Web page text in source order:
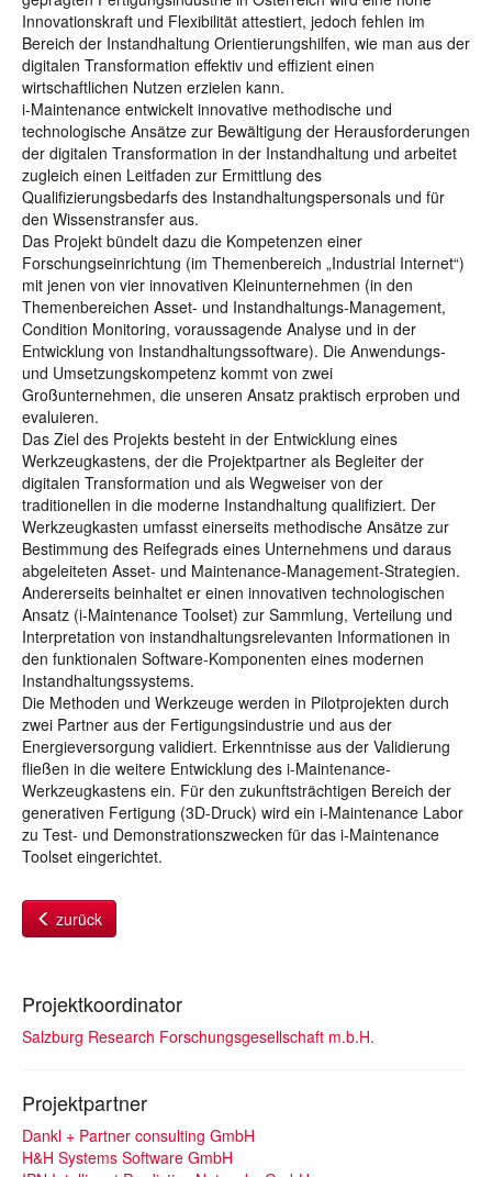
Innovationskraft und Flexibilität attestiert, jedoch fehlen im
Bereich der Instandhaltung Orientierungshilfen, wie man aus der
digitalen Transformation effektiv und effizient einen
wirtschaftlichen Nutzen erzielen kann.
i-Maintenance entwickelt innovative methodische und
technologische Ansätze zur Bewältigung der Herausforderungen
der digitalen Transformation in der Instandhaltung und arbeitet
zugleich einen Leitfaden zur Ermittlung des
Qualifizierungsbedarfs des Instandhaltungspersonals und für
den Wissenstransfer aus.
Das Projekt bündelt dazu die Kompetenzen einer
Forschungseinrichtung (im Themenbereich „Industrial Internet“)
mit jenen von vier innovativen Kleinunternehmen (in den
Themenbereichen Asset- und Instandhaltungs-Management,
Condition Monitoring, voraussagende Analyse und in der
Entwicklung von Instandhaltungssoftware). Die Anwendungs-
und Umsetzungskompetenz kommt von zwei
Großunternehmen, die unseren Ansatz praktisch erproben und
evaluieren.
Das Ziel des Projekts besteht in der Entwicklung eines
Werkzeugkastens, der die Projektpartner als Begleiter der
digitalen Transformation und als Wegweiser von der
traditionellen in die moderne Instandhaltung qualifiziert. Der
Werkzeugkasten umfasst einerseits methodische Ansätze zur
Bestimmung des Reifegrads eines Unternehmens und daraus
abgeleiteten Asset- und Maintenance-Management-Strategien.
Andererseits beinhaltet er einen innovativen technologischen
Ansatz (i-Maintenance Toolset) zur Sammlung, Verteilung und
Interpretation von instandhaltungsrelevanten Informationen in
den funktionalen Software-Komponenten eines modernen
Instandhaltungssystems.
Die Methoden und Werkzeuge werden in Pilotprojekten durch
zwei Partner aus der Fertigungsindustrie und aus der
Energieversorgung validiert. Erkenntnisse aus der Validierung
fließen in die weitere Entwicklung des i-Maintenance-
Werkzeugkastens ein. Für den zukunftsträchtigen Bereich der
generativen Fertigung (3D-Druck) wird ein i-Maintenance Labor
zu Test- und Demonstrationszwecken für das i-Maintenance
Toolset eingerichtet.
zurück
Projektkoordinator
Salzburg Research Forschungsgesellschaft m.b.H.
Projektpartner
Dankl + Partner consulting GmbH
H&H Systems Software GmbH